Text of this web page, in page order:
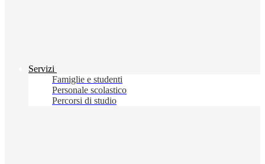
Servizi
Famiglie e studenti
Personale scolastico
Percorsi di studio